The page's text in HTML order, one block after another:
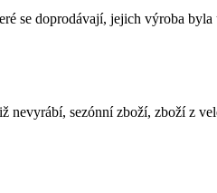
se doprodávají, jejich výroba
sezónní zboží, zboží z